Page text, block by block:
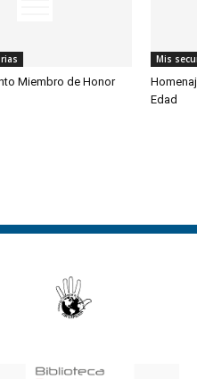
Miembro de Honor
Mis
Edad